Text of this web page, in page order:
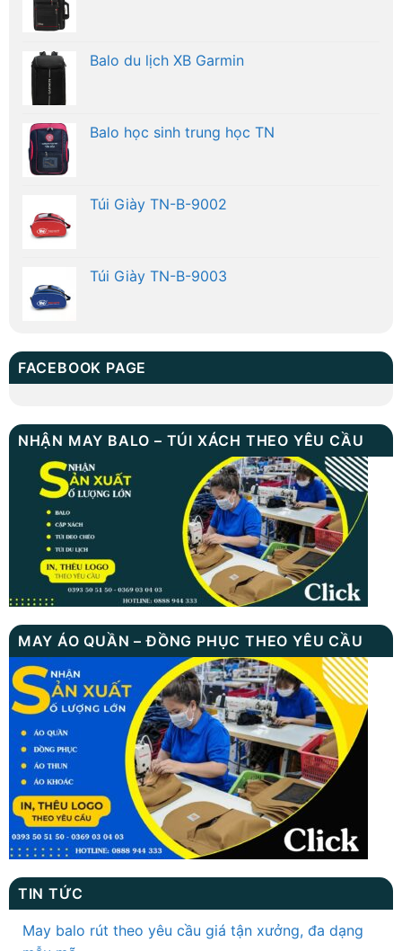
Balo du lịch XB Garmin
Balo học sinh trung học TN
Túi Giày TN-B-9002
Túi Giày TN-B-9003
FACEBOOK PAGE
NHẬN MAY BALO – TÚI XÁCH THEO YÊU CẦU
MAY ÁO QUẦN – ĐỒNG PHỤC THEO YÊU CẦU
TIN TỨC
May balo rút theo yêu cầu giá tận xưởng, đa dạng